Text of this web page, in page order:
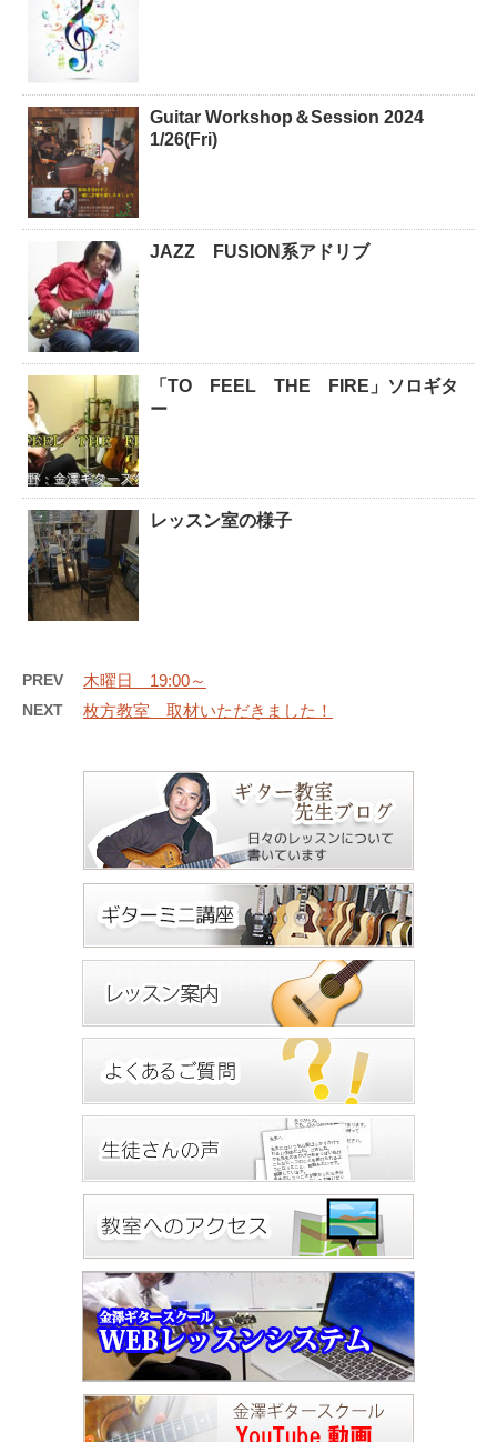
Guitar Workshop＆Session 2024
1/26(Fri)
JAZZ FUSION系アドリブ
「TO FEEL THE FIRE」ソロギタ
ー
レッスン室の様子
PREV 木曜日 19:00～
NEXT 枚方教室 取材いただきました！